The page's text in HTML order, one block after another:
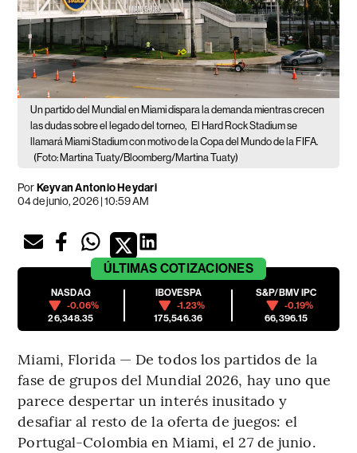
Un partido del Mundial en Miami dispara la demanda mientras crecen
las dudas sobre el legado del torneo, El Hard Rock Stadium se
llamará Miami Stadium con motivo de la Copa del Mundo de la FIFA.
(Foto: Martina Tuaty/Bloomberg/Martina Tuaty)
PorKeyvan Antonio Heydari
04 de junio, 2026 | 10:59 AM
ÚLTIMAS COTIZACIONES
NASDAQ
-0.06%
26,348.35
IBOVESPA
-1.23%
175,546.36
S&P/BMV IPC
-0.19%
66,396.15
Miami, Florida — De todos los partidos de la
fase de grupos del Mundial 2026, hay uno que
parece despertar un interés inusitado y
desafiar al resto de la oferta de juegos: el
Portugal-Colombia en Miami, el 27 de junio.